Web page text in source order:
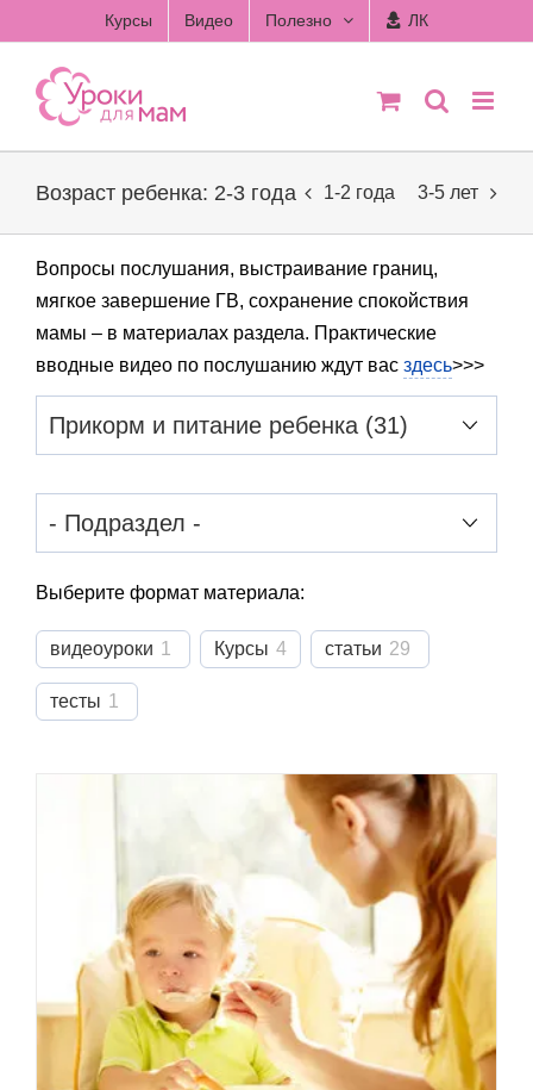
to
content
Курсы Видео Полезно ЛК
Возраст ребенка: 2-3 года 1-2 года 3-5 лет
Вопросы послушания, выстраивание границ,
мягкое завершение ГВ, сохранение спокойствия
мамы – в материалах раздела. Практические
вводные видео по послушанию ждут вас здесь>>>
Выберите формат материала:
видеоуроки 1 Курсы 4 статьи 29
тесты 1